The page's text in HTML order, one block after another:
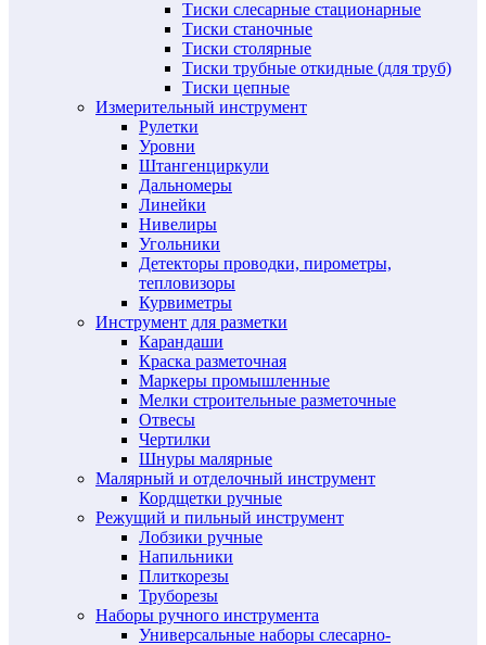
Тиски слесарные стационарные
Тиски станочные
Тиски столярные
Тиски трубные откидные (для труб)
Тиски цепные
Измерительный инструмент
Рулетки
Уровни
Штангенциркули
Дальномеры
Линейки
Нивелиры
Угольники
Детекторы проводки, пирометры,
тепловизоры
Курвиметры
Инструмент для разметки
Карандаши
Краска разметочная
Маркеры промышленные
Мелки строительные разметочные
Отвесы
Чертилки
Шнуры малярные
Малярный и отделочный инструмент
Кордщетки ручные
Режущий и пильный инструмент
Лобзики ручные
Напильники
Плиткорезы
Труборезы
Наборы ручного инструмента
Универсальные наборы слесарно-